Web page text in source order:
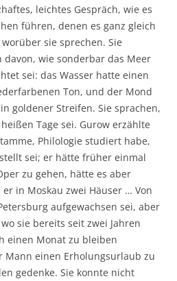
leichtes Gespräch, wie es
führen, denen es ganz gleich
sie sprechen. Sie
wie sonderbar das Meer
sei: das Wasser hatte einen
Ton, und der Mond
goldener Streifen. Sie sprachen,
Tage sei. Gurow erzählte
Philologie studiert habe,
sei; er hätte früher einmal
zu gehen, hätte es aber
in Moskau zwei Häuser … Von
aufgewachsen sei, aber
sie bereits seit zwei Jahren
einen Monat zu bleiben
Mann einen Erholungsurlaub zu
gedenke. Sie konnte nicht